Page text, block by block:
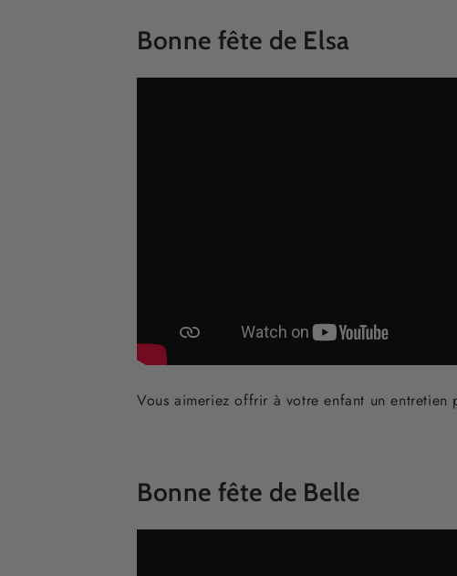
Bonne fête de Elsa
Vous aimeriez offrir à votre enfant un entretien
Bonne fête de Belle